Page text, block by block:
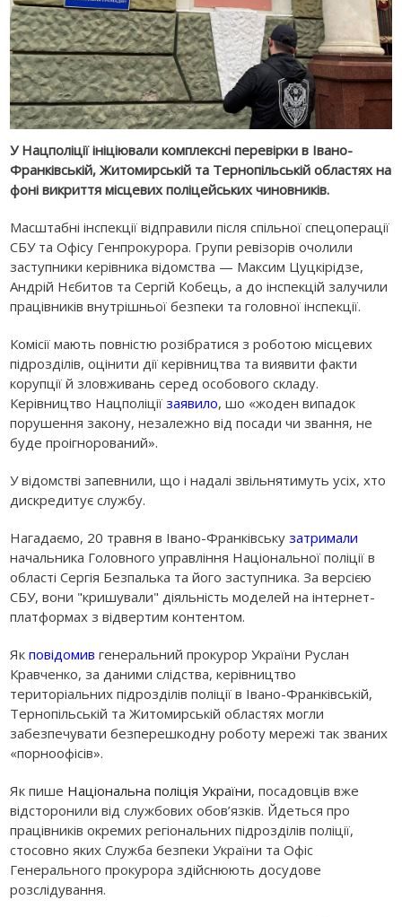
У Нацполіції ініціювали комплексні перевірки в Івано-
Франківській, Житомирській та Тернопільській областях на
фоні викриття місцевих поліцейських чиновників.
Масштабні інспекції відправили після спільної спецоперації
СБУ та Офісу Генпрокурора. Групи ревізорів очолили
заступники керівника відомства — Максим Цуцкірідзе,
Андрій Нєбитов та Сергій Кобець, а до інспекцій залучили
працівників внутрішньої безпеки та головної інспекції.
Комісії мають повністю розібратися з роботою місцевих
підрозділів, оцінити дії керівництва та виявити факти
корупції й зловживань серед особового складу.
Керівництво Нацполіціїзаявило, шо «жоден випадок
порушення закону, незалежно від посади чи звання, не
буде проігнорований».
У відомстві запевнили, що і надалі звільнятимуть усіх, хто
дискредитує службу.
Нагадаємо, 20 травня в Івано-Франківськузатримали
начальника Головного управління Національної поліції в
області Сергія Безпалька та його заступника. За версією
СБУ, вони "кришували" діяльність моделей на інтернет-
платформах з відвертим контентом.
Якповідомив генеральний прокурор України Руслан
Кравченко, за даними слідства, керівництво
територіальних підрозділів поліції в Івано-Франківській,
Тернопільській та Житомирській областях могли
забезпечувати безперешкодну роботу мережі так званих
«порноофісів».
Як пише Національна поліція України, посадовців вже
відсторонили від службових обов’язків. Йдеться про
працівників окремих регіональних підрозділів поліції,
стосовно яких Служба безпеки України та Офіс
Генерального прокурора здійснюють досудове
розслідування.